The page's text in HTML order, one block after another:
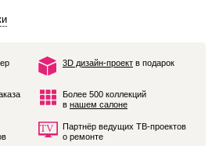
3D дизайн-проект в подарок
Более 500 коллекций
в нашем салоне
Партнёр ведущих ТВ-проектов
о ремонте